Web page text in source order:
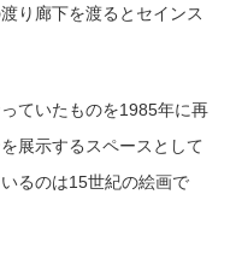
り廊下を渡るとセインス
ていたものを1985年に再
展示するスペースとして
るのは15世紀の絵画で